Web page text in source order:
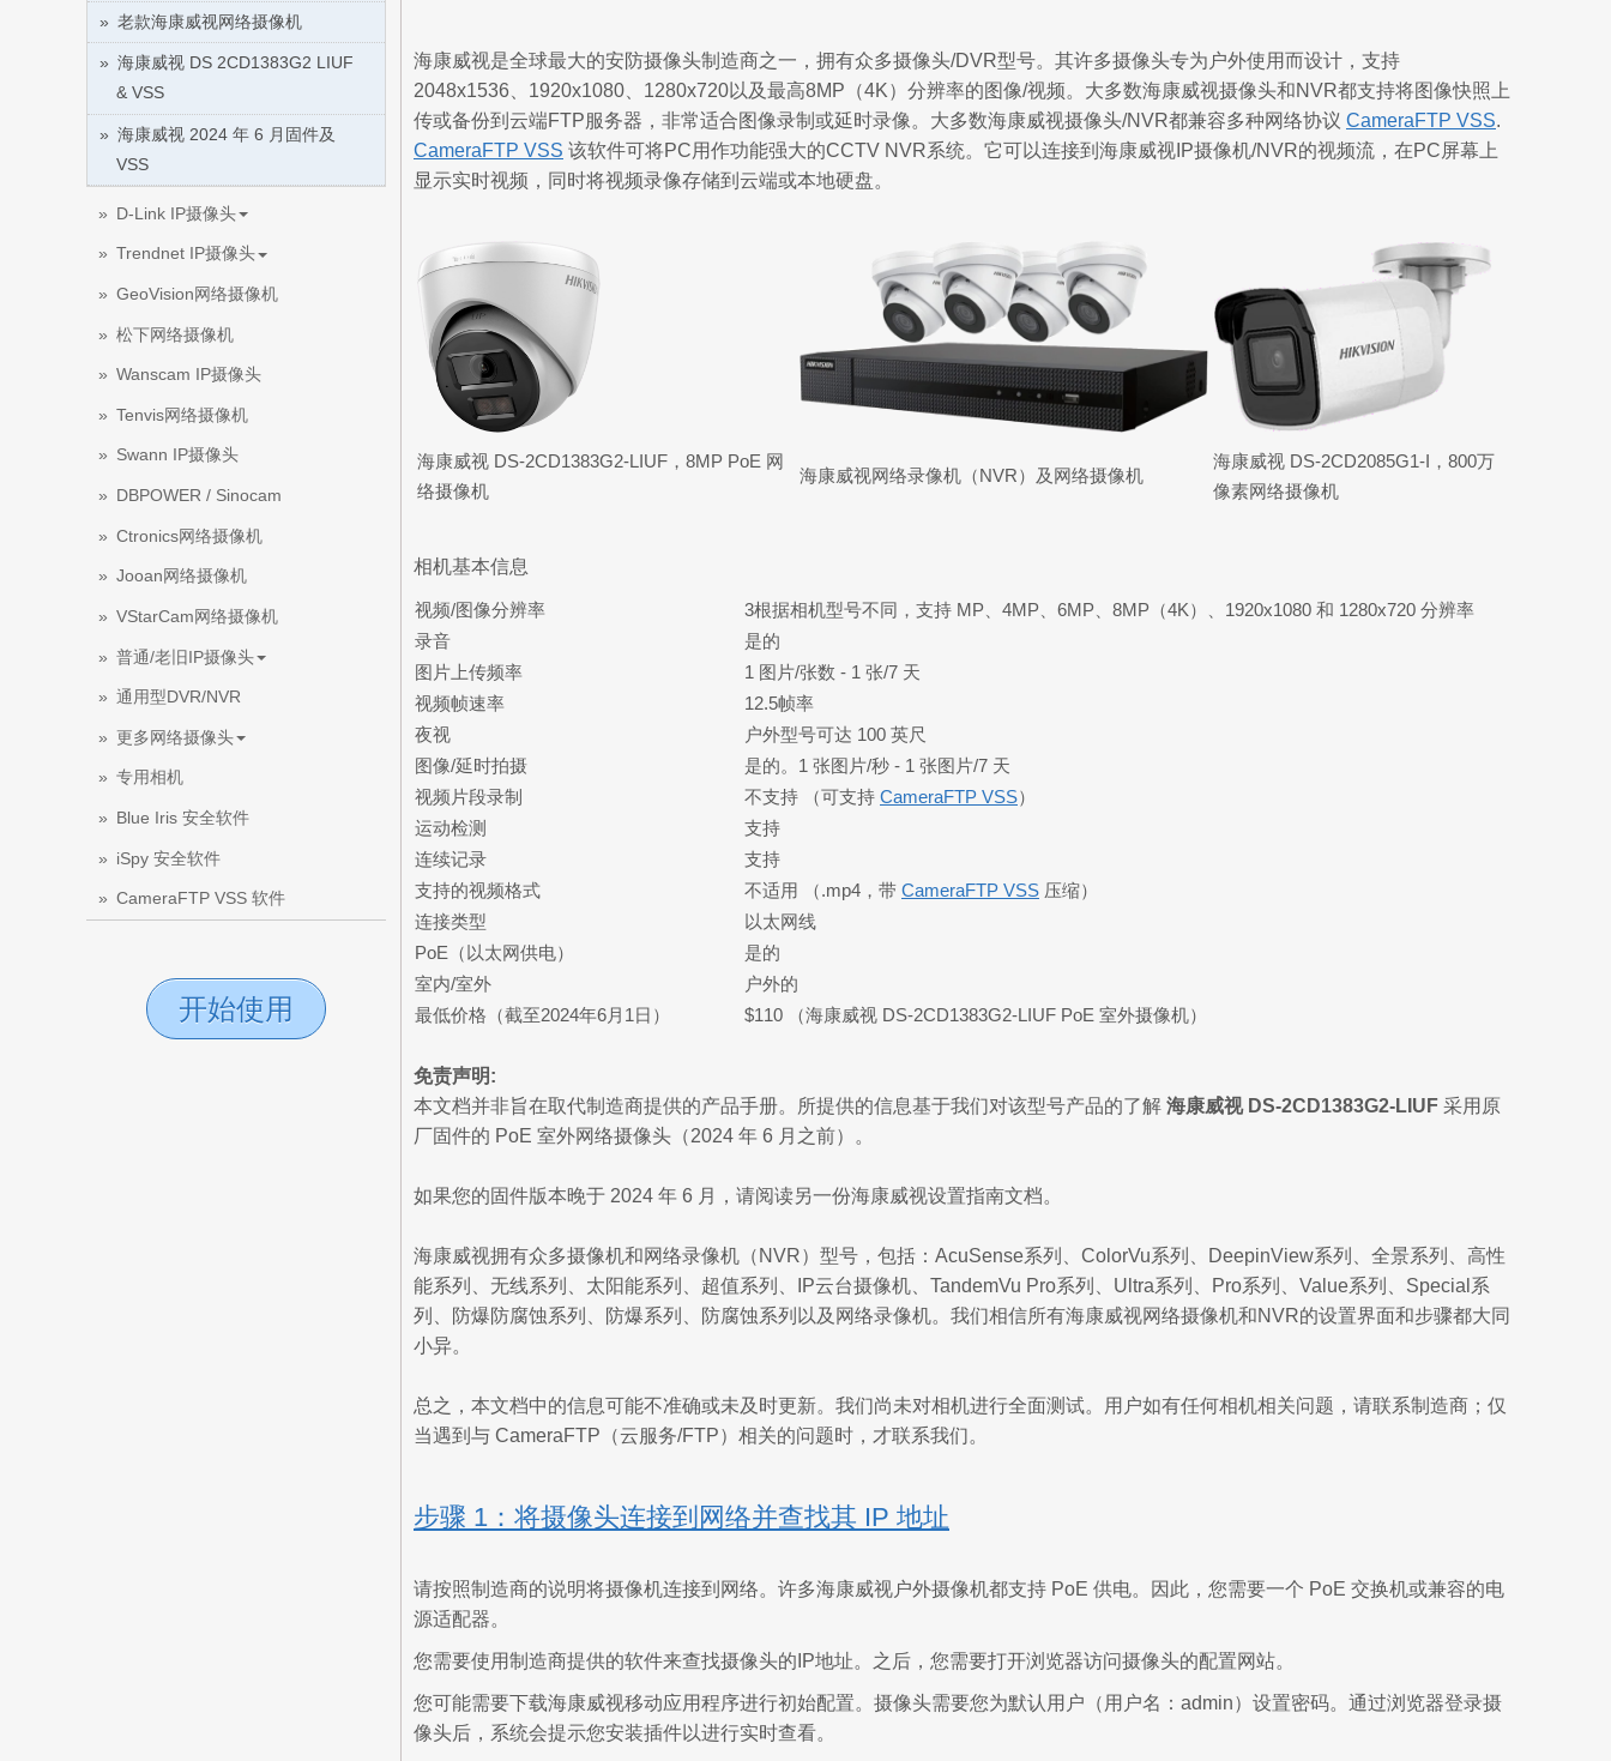
老款海康威视网络摄像机
海康威视 DS 2CD1383G2 LIUF
& VSS
海康威视 2024 年 6 月固件及
VSS
D-Link IP摄像头
Trendnet IP摄像头
GeoVision网络摄像机
松下网络摄像机
Wanscam IP摄像头
Tenvis网络摄像机
Swann IP摄像头
DBPOWER / Sinocam
Ctronics网络摄像机
Jooan网络摄像机
VStarCam网络摄像机
普通/老旧IP摄像头
通用型DVR/NVR
更多网络摄像头
专用相机
Blue Iris 安全软件
iSpy 安全软件
CameraFTP VSS 软件
开始使用
海康威视是全球最大的安防摄像头制造商之一，拥有众多摄像头/DVR型号。其许多摄像头专为户外使用而设计，支持
2048x1536、1920x1080、1280x720以及最高8MP（4K）分辨率的图像/视频。大多数海康威视摄像头和NVR都支持将图像快照上
传或备份到云端FTP服务器，非常适合图像录制或延时录像。大多数海康威视摄像头/NVR都兼容多种网络协议 CameraFTP VSS.
CameraFTP VSS 该软件可将PC用作功能强大的CCTV NVR系统。它可以连接到海康威视IP摄像机/NVR的视频流，在PC屏幕上
显示实时视频，同时将视频录像存储到云端或本地硬盘。
海康威视 DS-2CD1383G2-LIUF，8MP PoE 网
络摄像机
海康威视网络录像机（NVR）及网络摄像机
海康威视 DS-2CD2085G1-I，800万
像素网络摄像机
相机基本信息
视频/图像分辨率
3根据相机型号不同，支持 MP、4MP、6MP、8MP（4K）、1920x1080 和 1280x720 分辨率
录音
是的
图片上传频率
1 图片/张数 - 1 张/7 天
视频帧速率
12.5帧率
夜视
户外型号可达 100 英尺
图像/延时拍摄
是的。1 张图片/秒 - 1 张图片/7 天
视频片段录制
不支持 （可支持 CameraFTP VSS）
运动检测
支持
连续记录
支持
支持的视频格式
不适用 （.mp4，带 CameraFTP VSS 压缩）
连接类型
以太网线
PoE（以太网供电）
是的
室内/室外
户外的
最低价格（截至2024年6月1日）
$110 （海康威视 DS-2CD1383G2-LIUF PoE 室外摄像机）
免责声明:
本文档并非旨在取代制造商提供的产品手册。所提供的信息基于我们对该型号产品的了解 海康威视 DS-2CD1383G2-LIUF 采用原
厂固件的 PoE 室外网络摄像头（2024 年 6 月之前）。
如果您的固件版本晚于 2024 年 6 月，请阅读另一份海康威视设置指南文档。
海康威视拥有众多摄像机和网络录像机（NVR）型号，包括：AcuSense系列、ColorVu系列、DeepinView系列、全景系列、高性
能系列、无线系列、太阳能系列、超值系列、IP云台摄像机、TandemVu Pro系列、Ultra系列、Pro系列、Value系列、Special系
列、防爆防腐蚀系列、防爆系列、防腐蚀系列以及网络录像机。我们相信所有海康威视网络摄像机和NVR的设置界面和步骤都大同
小异。
总之，本文档中的信息可能不准确或未及时更新。我们尚未对相机进行全面测试。用户如有任何相机相关问题，请联系制造商；仅
当遇到与 CameraFTP（云服务/FTP）相关的问题时，才联系我们。
步骤 1：将摄像头连接到网络并查找其 IP 地址
请按照制造商的说明将摄像机连接到网络。许多海康威视户外摄像机都支持 PoE 供电。因此，您需要一个 PoE 交换机或兼容的电
源适配器。
您需要使用制造商提供的软件来查找摄像头的IP地址。之后，您需要打开浏览器访问摄像头的配置网站。
您可能需要下载海康威视移动应用程序进行初始配置。摄像头需要您为默认用户（用户名：admin）设置密码。通过浏览器登录摄
像头后，系统会提示您安装插件以进行实时查看。